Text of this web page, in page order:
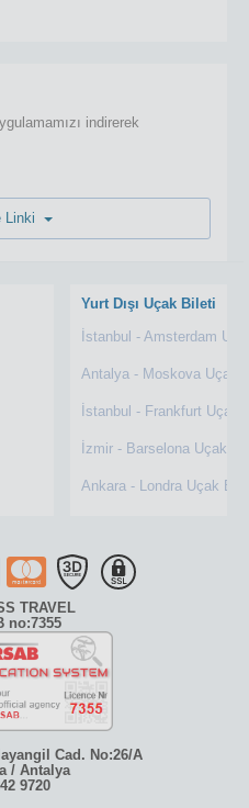
indirerek
Yurt Dışı Uçak Bileti
İstanbul - Amsterdam
Antalya - Moskova Uçak
İstanbul - Frankfurt Uçak
İzmir - Barselona Uçak
Ankara - Londra Uçak
TRAVEL
no:7355
Cad. No:26/A
/ Antalya
9720